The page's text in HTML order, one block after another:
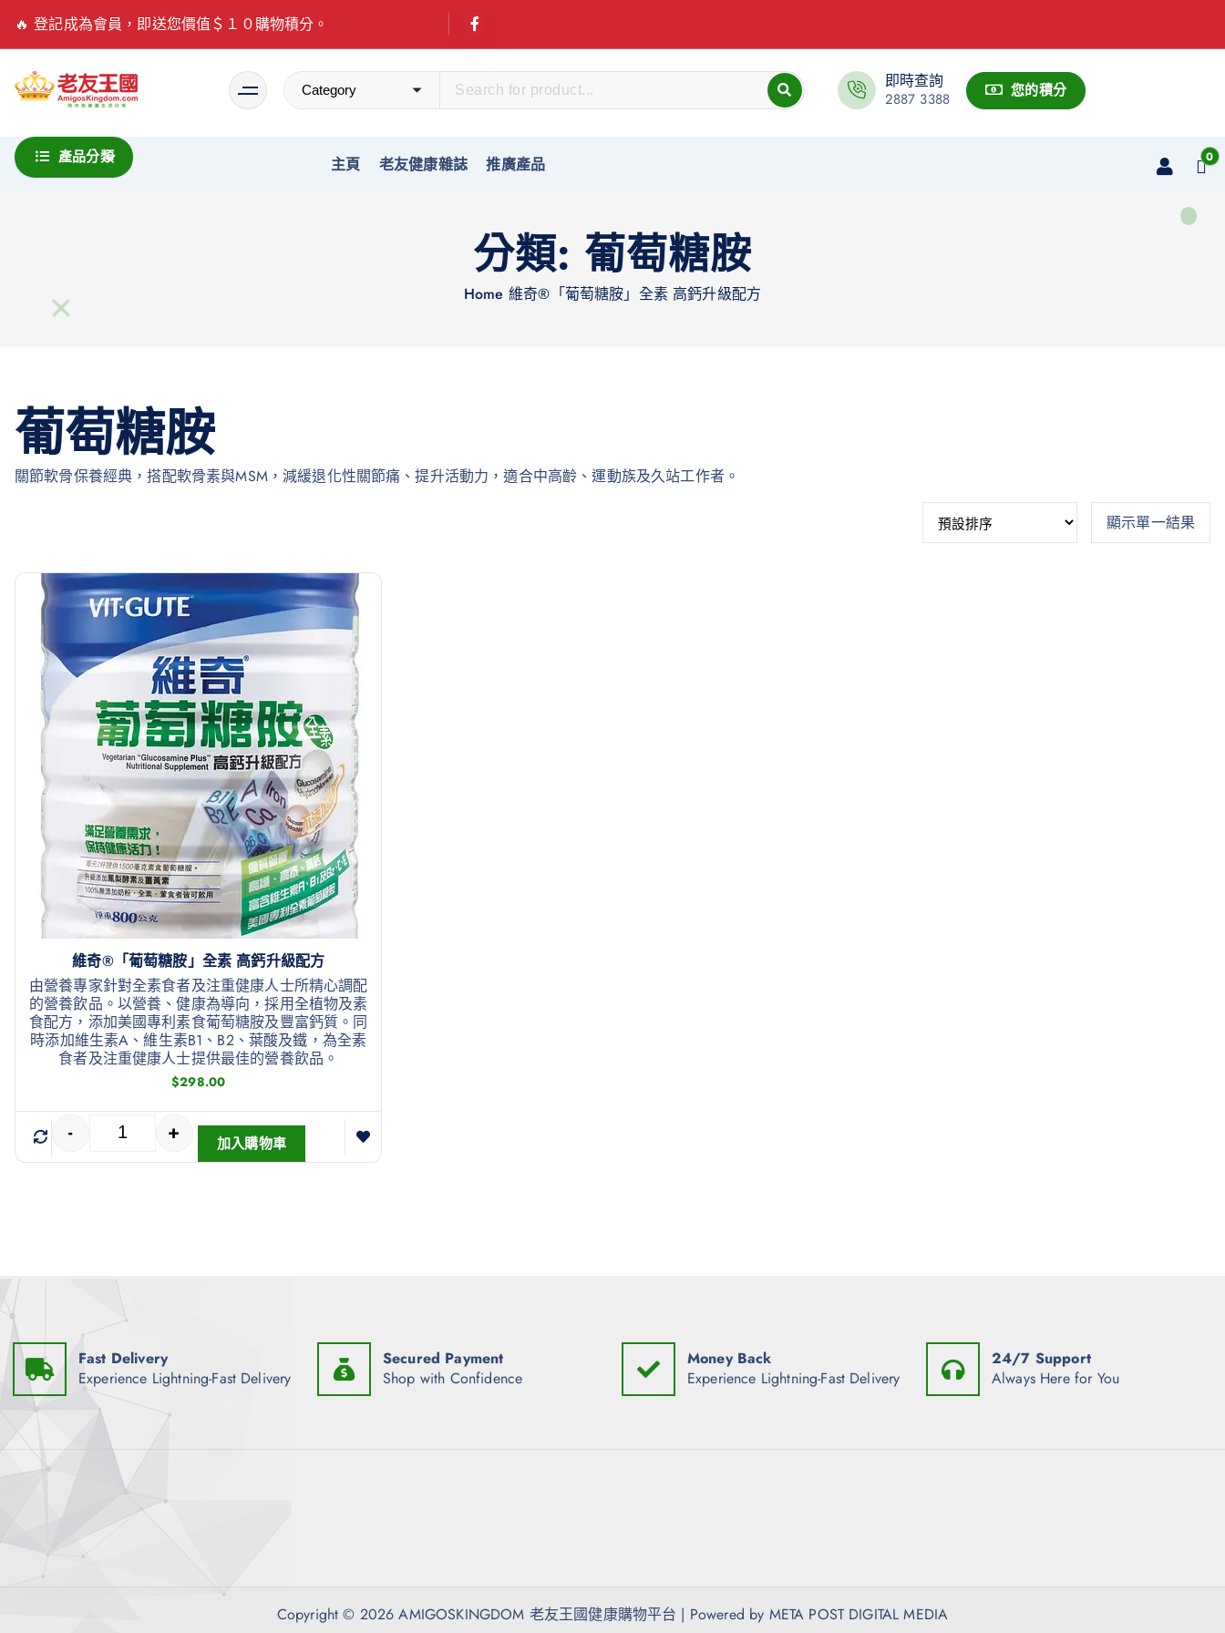
🔥 登記成為會員，即送您價值＄１０購物積分。
即時查詢
2887 3388 您的積分
產品分類 主頁 老友健康雜誌 推廣產品 0
分類: 葡萄糖胺
Home 維奇®「葡萄糖胺」全素 高鈣升級配方
葡萄糖胺
關節軟骨保養經典，搭配軟骨素與MSM，減緩退化性關節痛、提升活動力，適合中高齡、運動族及久站工作者。
顯示單一結果
維奇®「葡萄糖胺」全素 高鈣升級配方
由營養專家針對全素食者及注重健康人士所精心調配
的營養飲品。以營養、健康為導向，採用全植物及素
食配方，添加美國專利素食葡萄糖胺及豐富鈣質。同
時添加維生素A、維生素B1、B2、葉酸及鐵，為全素
食者及注重健康人士提供最佳的營養飲品。
$298.00
- + 加入購物車
Fast Delivery
Experience Lightning-Fast Delivery
Secured Payment
Shop with Confidence
Money Back
Experience Lightning-Fast Delivery
24/7 Support
Always Here for You
Copyright © 2026 AMIGOSKINGDOM 老友王國健康購物平台 | Powered by META POST DIGITAL MEDIA